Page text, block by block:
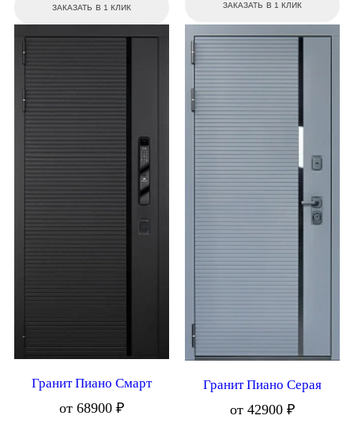
ЗАКАЗАТЬ В 1 КЛИК ЗАКАЗАТЬ В 1 КЛИК
Гранит Пиано Смарт
от 68900 ₽
Гранит Пиано Серая
от 42900 ₽